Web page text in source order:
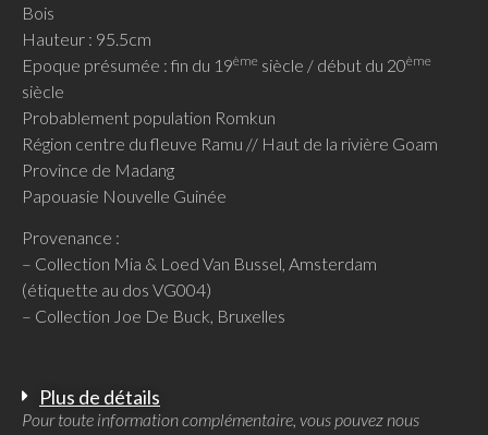
Bois
Hauteur : 95.5cm
Epoque présumée : fin du 19ème siècle / début du 20ème
siècle
Probablement population Romkun
Région centre du fleuve Ramu // Haut de la rivière Goam
Province de Madang
Papouasie Nouvelle Guinée
Provenance :
– Collection Mia & Loed Van Bussel, Amsterdam
(étiquette au dos VG004)
– Collection Joe De Buck, Bruxelles
Plus de détails
Pour toute information complémentaire, vous pouvez nous